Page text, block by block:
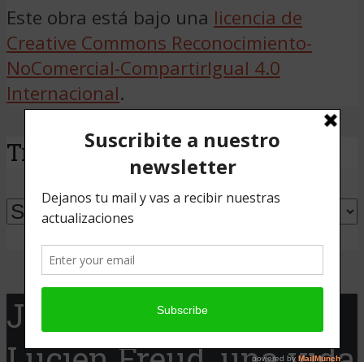
Este obra está bajo una licencia de
Creative Commons Reconocimiento-
NoComercial-CompartirIgual 4.0
Internacional.
Traducir
Jaque Cine presenta: